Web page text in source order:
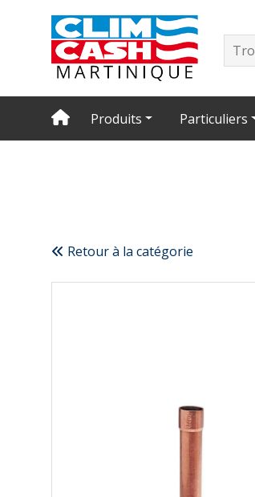
Produits Particuliers
Retour à la catégorie